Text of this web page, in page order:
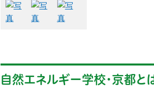
自然エネルギー学校・京都と